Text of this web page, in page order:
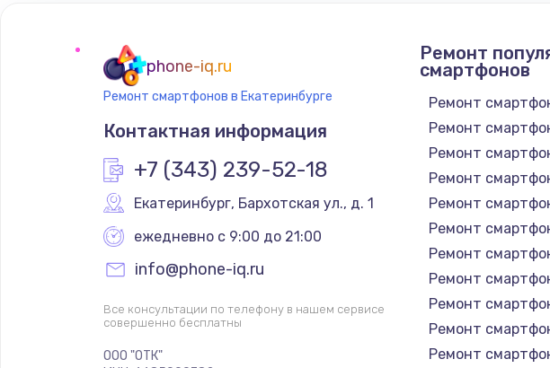
phone-iq.ru
Ремонт смартфонов в Екатеринбурге
Контактная информация
+7 (343) 239-52-18
Екатеринбург, Бархотская ул., д. 1
ежедневно с 9:00 до 21:00
info@phone-iq.ru
Все консультации по телефону в нашем сервисе
совершенно бесплатны
ООО "ОТК"
Ремонт
смартфонов
Ремонт
Ремонт
Ремонт
Ремонт
Ремонт
Ремонт
Ремонт
Ремонт
Ремонт
Ремонт
Ремонт